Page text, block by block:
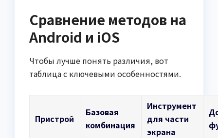
Сравнение методов на
Android и iOS
Чтобы лучше понять различия, вот
таблица с ключевыми особенностями.
Пристрой
Базовая
комбинация
Инструмент
для части
экрана